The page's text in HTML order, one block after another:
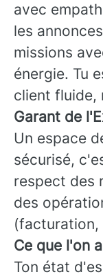
avec
les
missions
énergie. Tu
client fluide,
Garant de
Un espace
sécurisé,
respect des
des
(facturation,
Ce que l'on
Ton état